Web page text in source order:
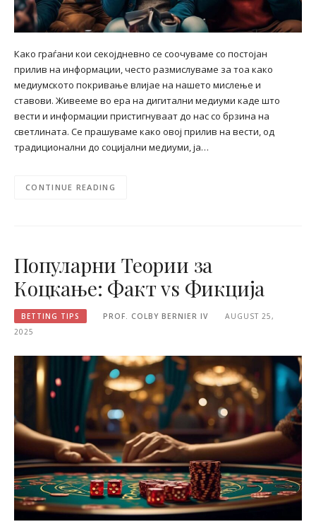
Како граѓани кои секојдневно се соочуваме со постојан
прилив на информации, често размислуваме за тоа како
медиумското покривање влијае на нашето мислење и
ставови. Живееме во ера на дигитални медиуми каде што
вести и информации пристигнуваат до нас со брзина на
светлината. Се прашуваме како овој прилив на вести, од
традиционални до социјални медиуми, ја…
CONTINUE READING
Популарни Теории за
Коцкање: Факт vs Фикција
BETTING TIPS PROF. COLBY BERNIER IV
AUGUST 25,
2025